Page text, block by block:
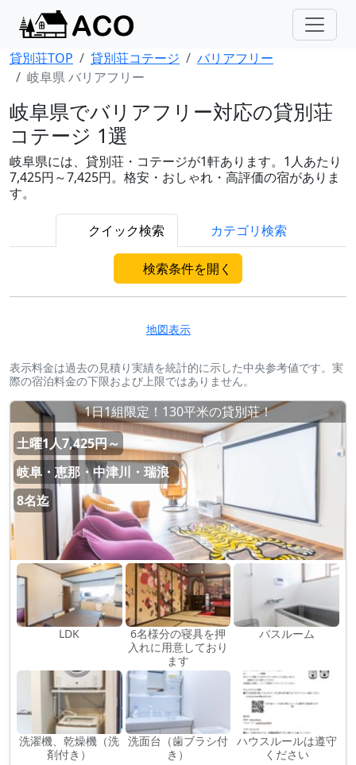
貸別荘TOP 貸別荘コテージ
バリアフリー
岐阜県 バリアフリー
岐阜県でバリアフリー対応の貸別荘
コテージ 1選
岐阜県には、貸別荘・コテージが1軒あります。1人あたり
7,425円～7,425円。格安・おしゃれ・高評価の宿がありま
す。
クイック検索 カテゴリ検索
検索条件を開く
地図表示
表示料金は過去の見積り実績を統計的に示した中央参考値です。実
際の宿泊料金の下限および上限ではありません。
1日1組限定！130平米の貸別荘！
土曜1人7,425円～
岐阜・恵那・中津川・瑞浪
8名迄
LDK
6名様分の寝具を押
入れに用意しており
ます
バスルーム
洗濯機、乾燥機（洗
剤付き）
洗面台（歯ブラシ付
き）
ハウスルールは遵守
ください